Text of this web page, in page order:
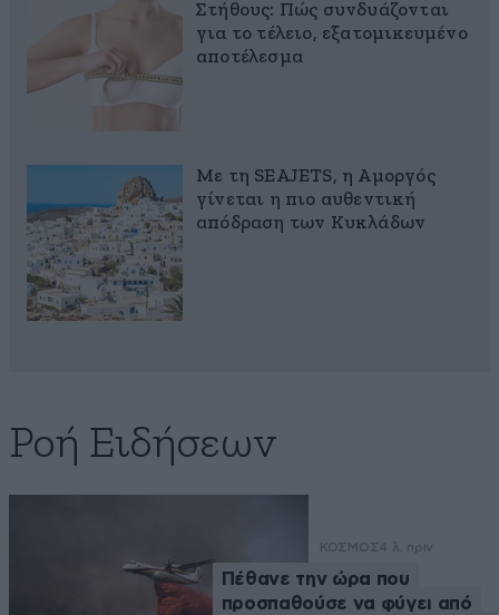
Στήθους: Πώς συνδυάζονται
για το τέλειο, εξατομικευμένο
αποτέλεσμα
Με τη SEAJETS, η Αμοργός
γίνεται η πιο αυθεντική
απόδραση των Κυκλάδων
Ροή Ειδήσεων
ΚΟΣΜΟΣ4 λ. πριν
Πέθανε την ώρα που
προσπαθούσε να φύγει από